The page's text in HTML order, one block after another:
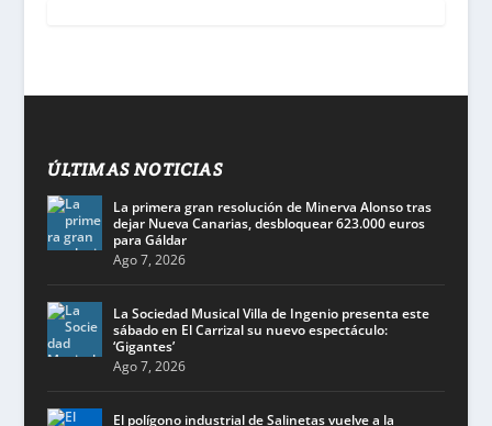
ÚLTIMAS NOTICIAS
La primera gran resolución de Minerva Alonso tras
dejar Nueva Canarias, desbloquear 623.000 euros
para Gáldar
Ago 7, 2026
La Sociedad Musical Villa de Ingenio presenta este
sábado en El Carrizal su nuevo espectáculo:
‘Gigantes’
Ago 7, 2026
El polígono industrial de Salinetas vuelve a la